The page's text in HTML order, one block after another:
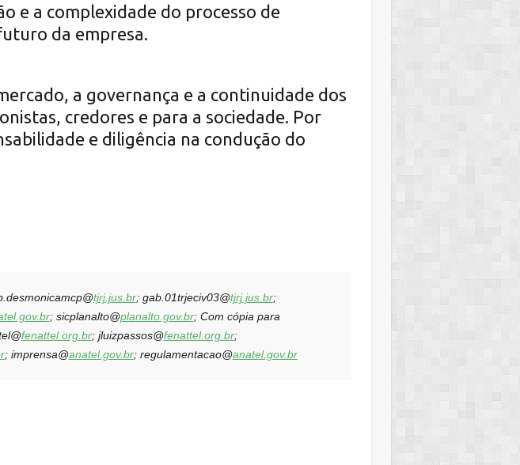
e a complexidade do processo de
da empresa.
a governança e a continuidade dos
credores e para a sociedade. Por
e diligência na condução do
tjrj.jus.br; gab.01trjeciv03@tjrj.jus.br;
; sicplanalto@planalto.gov.br; Com cópia para
fenattel.org.br; jluizpassos@fenattel.org.br;
; imprensa@anatel.gov.br; regulamentacao@anatel.gov.br